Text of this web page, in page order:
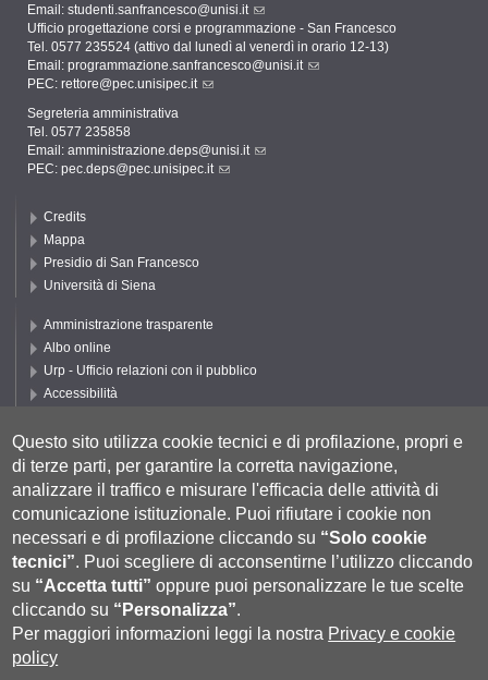
Email: studenti.sanfrancesco@unisi.it
Ufficio progettazione corsi e programmazione - San Francesco
Tel. 0577 235524 (attivo dal lunedì al venerdì in orario 12-13)
Email: programmazione.sanfrancesco@unisi.it
PEC: rettore@pec.unisipec.it
Segreteria amministrativa
Tel. 0577 235858
Email: amministrazione.deps@unisi.it
PEC: pec.deps@pec.unisipec.it
Credits
Mappa
Presidio di San Francesco
Università di Siena
Amministrazione trasparente
Albo online
Urp - Ufficio relazioni con il pubblico
Accessibilità
Cookie settings
Segui DEPS
Questo sito utilizza cookie tecnici e di profilazione, propri e
di terze parti, per garantire la corretta navigazione,
analizzare il traffico e misurare l'efficacia delle attività di
comunicazione istituzionale. Puoi rifiutare i cookie non
necessari e di profilazione cliccando su “Solo cookie
tecnici”. Puoi scegliere di acconsentirne l’utilizzo cliccando
su “Accetta tutti” oppure puoi personalizzare le tue scelte
cliccando su “Personalizza”.
Per maggiori informazioni leggi la nostra Privacy e cookie
policy